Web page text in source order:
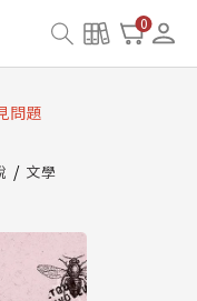
0
明及資產合併結果
合併與書櫃開通申請
問題
明及資產合併結果
合併與書櫃開通申請
文學